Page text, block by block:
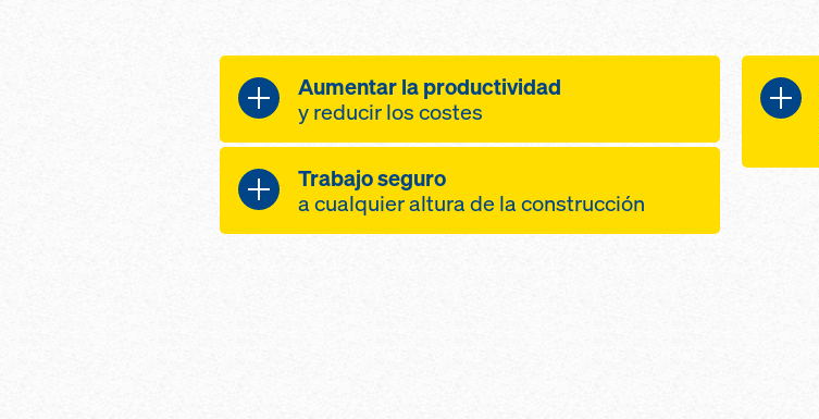
Aumentar la productividad
y reducir los costes
mayor productividad gracias a una
mayor sensación de seguridad
más independencia en el proceso
Trabajo seguro
a cualquier altura de la construcción